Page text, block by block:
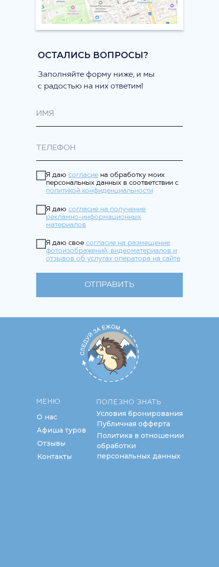
Заполняйте форму ниже, и мы
с радостью на них ответим!
ОСТАЛИСЬ ВОПРОСЫ?
Я даю согласие на обработку моих
персональных данных в соответствии с
политикой конфиденциальности
Я даю согласие на получение
рекламно-информационных
материалов
Я даю свое согласие на размещение
фотоизображений, видеоматериалов и
отзывов об услугах оператора на сайте
ОТПРАВИТЬ
МЕНЮ ПОЛЕЗНО ЗНАТЬ
О нас
Афиша туров
Отзывы
Контакты
Политика в отношении
обработки
персональных данных
Публичная офферта
Условия бронирования